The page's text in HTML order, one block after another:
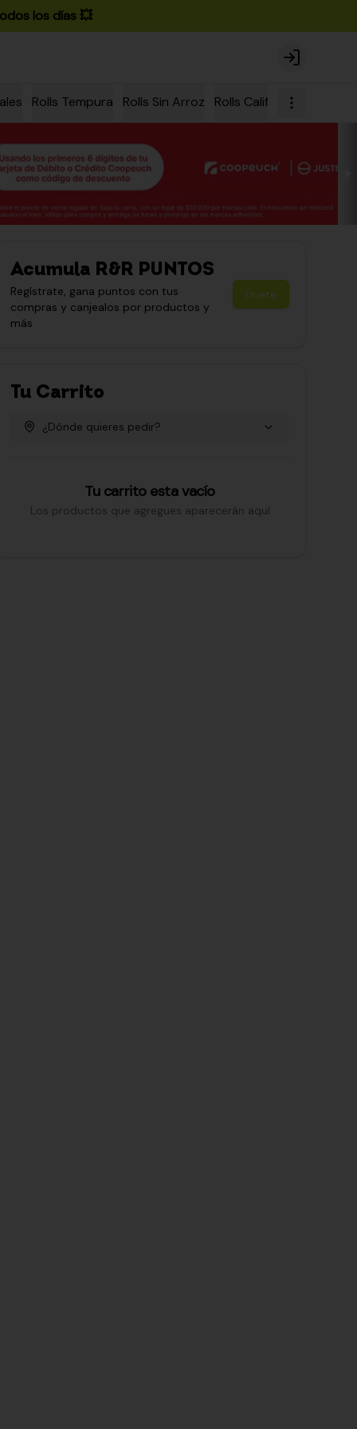
los días 💥
Login
Rolls Tempura Rolls Sin Arroz Rolls California
Acumula R&R PUNTOS
Regístrate, gana puntos con tus
compras y canjealos por productos y
más
Únete
Tu Carrito
¿Dónde quieres pedir?
Tu carrito esta vacío
Los productos que agregues aparecerán aquí